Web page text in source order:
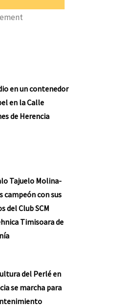
en un contenedor
en la Calle
de Herencia
Tajuelo Molina-
campeón con sus
del Club SCM
Timisoara de
del Perlé en
se marcha para